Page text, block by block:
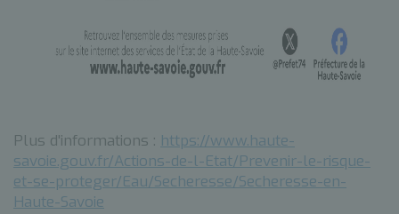
Plus d'informations : https://www.haute-
savoie.gouv.fr/Actions-de-l-Etat/Prevenir-le-risque-
et-se-proteger/Eau/Secheresse/Secheresse-en-
Haute-Savoie